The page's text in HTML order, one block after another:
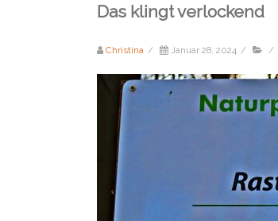
Das klingt verlockend
Christina / Januar 28, 2024 / /